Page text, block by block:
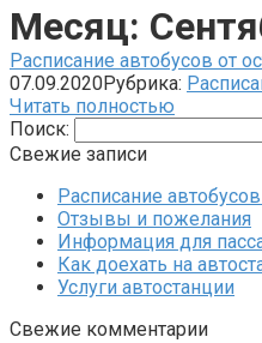
Месяц:
Расписание автобусов от
07.09.2020Рубрика:
Читать полностью
Поиск:
Свежие записи
Расписание
Отзывы и пожелания
Информация для
Как доехать на
Услуги автостанции
Свежие комментарии